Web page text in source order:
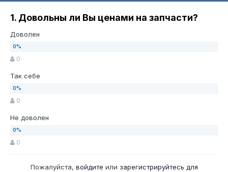
1. Довольны ли Вы ценами на запчасти?
Доволен
0
Так себе
0
Не доволен
0
Пожалуйста, войдите или зарегистрируйтесь для